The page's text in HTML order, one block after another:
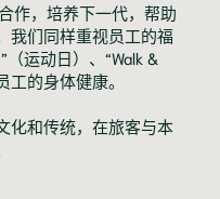
作，培养下一代，帮助
我们同样重视员工的福
运动日）、“Walk &
的身体健康。
化和传统，在旅客与本